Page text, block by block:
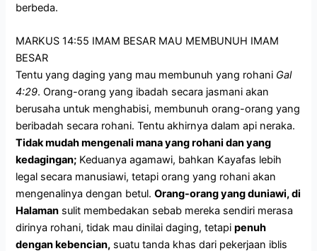
berbeda.
MARKUS 14:55 IMAM BESAR MAU MEMBUNUH IMAM
BESAR
Tentu yang daging yang mau membunuh yang rohani Gal
4:29. Orang-orang yang ibadah secara jasmani akan
berusaha untuk menghabisi, membunuh orang-orang yang
beribadah secara rohani. Tentu akhirnya dalam api neraka.
Tidak mudah mengenali mana yang rohani dan yang
kedagingan; Keduanya agamawi, bahkan Kayafas lebih
legal secara manusiawi, tetapi orang yang rohani akan
mengenalinya dengan betul.Orang-orang yang duniawi, di
Halaman sulit membedakan sebab mereka sendiri merasa
dirinya rohani, tidak mau dinilai daging, tetapipenuh
dengan kebencian, suatu tanda khas dari pekerjaan iblis